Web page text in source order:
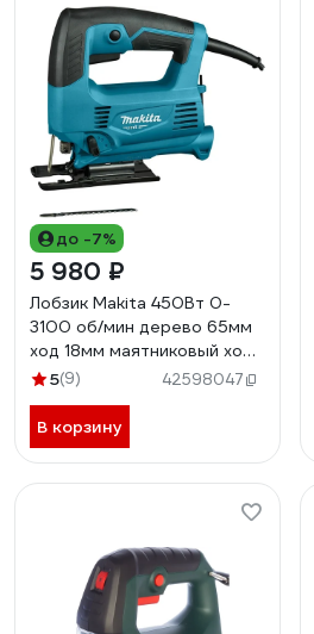
до -7%
5 980 ₽
Лобзик Makita 450Вт 0-
3100 об/мин дерево 65мм
ход 18мм маятниковый ход
M4301B
5(9) 42598047
В корзину